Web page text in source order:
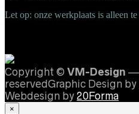
Let op: onze werkplaats is alleen
Copyright © VM-Design —
reservedGraphic Design by
Webdesign by 20Forma
×